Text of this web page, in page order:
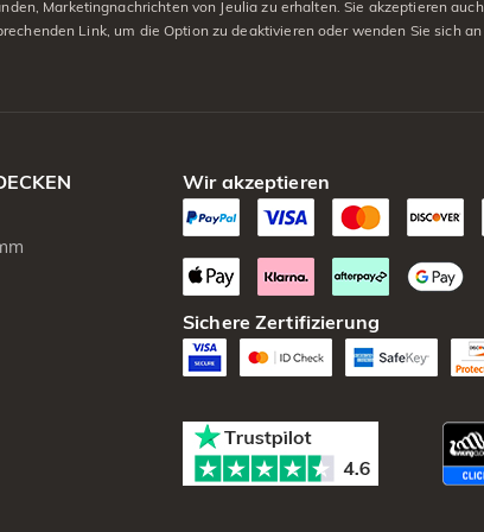
Marketingnachrichten von Jeulia zu erhalten. Sie akzeptieren auch
Link, um die Option zu deaktivieren oder wenden Sie sich an
Wir akzeptieren
Sichere Zertifizierung